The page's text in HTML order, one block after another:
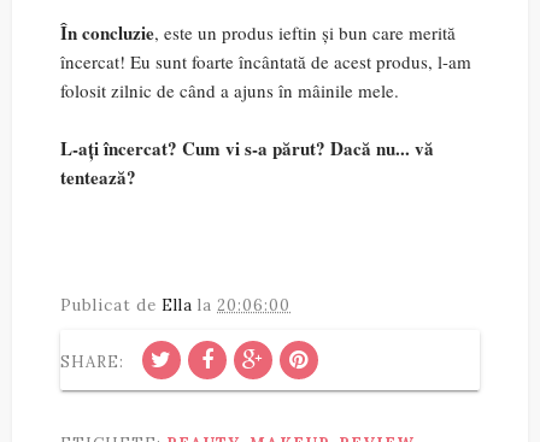
În concluzie, este un produs ieftin și bun care merită
încercat! Eu sunt foarte încântată de acest produs, l-am
folosit zilnic de când a ajuns în mâinile mele.
L-ați încercat? Cum vi s-a părut? Dacă nu... vă
tentează?
Publicat de Ella la 20:06:00
SHARE: